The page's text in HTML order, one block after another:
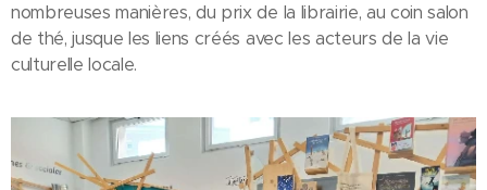
nombreuses manières, du prix de la librairie, au coin salon
de thé, jusque les liens créés avec les acteurs de la vie
culturelle locale.